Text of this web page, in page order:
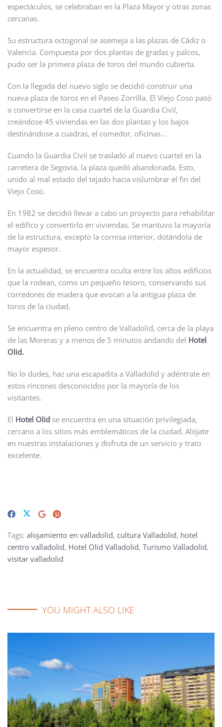
espectáculos, se celebraban en la Plaza Mayor y otras zonas
cercanas.
Su estructura octogonal se asemeja a las plazas de Cádiz o
Valencia. Compuesta por dos plantas de gradas y palcos,
pudo ser la primera plaza de toros del mundo cubierta.
Con la llegada del nuevo siglo se decidió construir una
nueva plaza de toros en el Paseo Zorrilla. El Viejo Coso pasó
a convertirse en la casa cuartel de la Guardia Civil,
creándose 45 viviendas en las dos plantas y los bajos
destinándose a cuadras, el comedor, oficinas…
Cuando la Guardia Civil se trasladó al nuevo cuartel en la
carretera de Segovia, la plaza quedó abandonada. Esto,
unido al mal estado del tejado hacia vislumbrar el fin del
Viejo Coso.
En 1982 se decidió llevar a cabo un proyecto para rehabilitar
el edifico y convertirlo en viviendas. Se mantuvo la mayoría
de la estructura, excepto la cornisa interior, dotándola de
mayor espesor.
En la actualidad, se encuentra oculta entre los altos edificios
que la rodean, como un pequeño tesoro, conservando sus
corredores de madera que evocan a la antigua plaza de
toros de la ciudad.
Se encuentra en pleno centro de Valladolid, cerca de la playa
de las Moreras y a menos de 5 minutos andando del Hotel
Olid.
No lo dudes, haz una escapadita a Valladolid y adéntrate en
estos rincones desconocidos por la mayoría de los
visitantes.
El Hotel Olid se encuentra en una situación privilegiada,
cercano a los sitios más emblemáticos de la ciudad. Alójate
en nuestras instalaciones y disfruta de un servicio y trato
excelente.
Tags: alojamiento en valladolid, cultura Valladolid, hotel
centro valladolid, Hotel Olid Valladolid, Turismo Valladolid,
visitar valladolid
YOU MIGHT ALSO LIKE